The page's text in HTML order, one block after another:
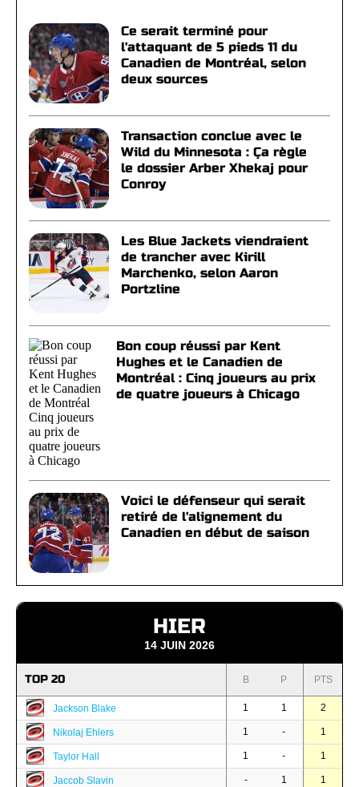
Ce serait terminé pour
l'attaquant de 5 pieds 11 du
Canadien de Montréal, selon
deux sources
Transaction conclue avec le
Wild du Minnesota : Ça règle
le dossier Arber Xhekaj pour
Conroy
Les Blue Jackets viendraient
de trancher avec Kirill
Marchenko, selon Aaron
Portzline
Bon coup réussi par Kent
Hughes et le Canadien de
Montréal : Cinq joueurs au prix
de quatre joueurs à Chicago
Voici le défenseur qui serait
retiré de l'alignement du
Canadien en début de saison
HIER
14 JUIN 2026
TOP 20 B P PTS
Jackson Blake 1 1 2
Nikolaj Ehlers 1 - 1
Taylor Hall 1 - 1
Jaccob Slavin - 1 1